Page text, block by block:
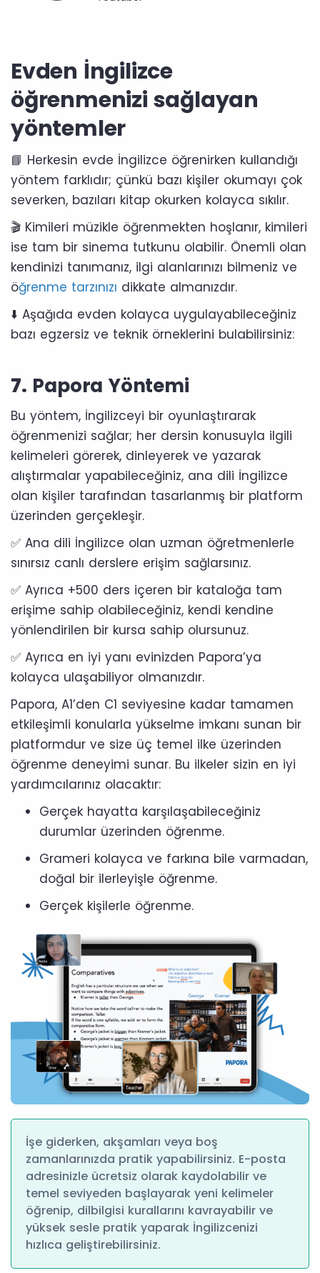
Evden İngilizce
öğrenmenizi sağlayan
yöntemler
📘 Herkesin evde İngilizce öğrenirken kullandığı
yöntem farklıdır; çünkü bazı kişiler okumayı çok
severken, bazıları kitap okurken kolayca sıkılır.
🎬 Kimileri müzikle öğrenmekten hoşlanır, kimileri
ise tam bir sinema tutkunu olabilir. Önemli olan
kendinizi tanımanız, ilgi alanlarınızı bilmeniz ve
öğrenme tarzınızı dikkate almanızdır.
⬇️ Aşağıda evden kolayca uygulayabileceğiniz
bazı egzersiz ve teknik örneklerini bulabilirsiniz:
7. Papora Yöntemi
Bu yöntem, İngilizceyi bir oyunlaştırarak
öğrenmenizi sağlar; her dersin konusuyla ilgili
kelimeleri görerek, dinleyerek ve yazarak
alıştırmalar yapabileceğiniz, ana dili İngilizce
olan kişiler tarafından tasarlanmış bir platform
üzerinden gerçekleşir.
✅ Ana dili İngilizce olan uzman öğretmenlerle
sınırsız canlı derslere erişim sağlarsınız.
✅ Ayrıca +500 ders içeren bir kataloğa tam
erişime sahip olabileceğiniz, kendi kendine
yönlendirilen bir kursa sahip olursunuz.
✅ Ayrıca en iyi yanı evinizden Papora’ya
kolayca ulaşabiliyor olmanızdır.
Papora, A1’den C1 seviyesine kadar tamamen
etkileşimli konularla yükselme imkanı sunan bir
platformdur ve size üç temel ilke üzerinden
öğrenme deneyimi sunar. Bu ilkeler sizin en iyi
yardımcılarınız olacaktır:
Gerçek hayatta karşılaşabileceğiniz
durumlar üzerinden öğrenme.
Grameri kolayca ve farkına bile varmadan,
doğal bir ilerleyişle öğrenme.
Gerçek kişilerle öğrenme.
İşe giderken, akşamları veya boş
zamanlarınızda pratik yapabilirsiniz. E-posta
adresinizle ücretsiz olarak kaydolabilir ve
temel seviyeden başlayarak yeni kelimeler
öğrenip, dilbilgisi kurallarını kavrayabilir ve
yüksek sesle pratik yaparak İngilizcenizi
hızlıca geliştirebilirsiniz.